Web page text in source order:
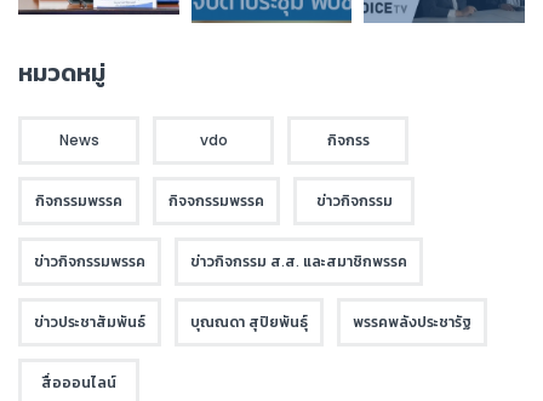
หมวดหมู่
News vdo กิจกรร
กิจกรรมพรรค กิจจกรรมพรรค ข่าวกิจกรรม
ข่าวกิจกรรมพรรค ข่าวกิจกรรม ส.ส. และสมาชิกพรรค
ข่าวประชาสัมพันธ์ บุณณดา สุปิยพันธุ์ พรรคพลังประชารัฐ
สื่อออนไลน์